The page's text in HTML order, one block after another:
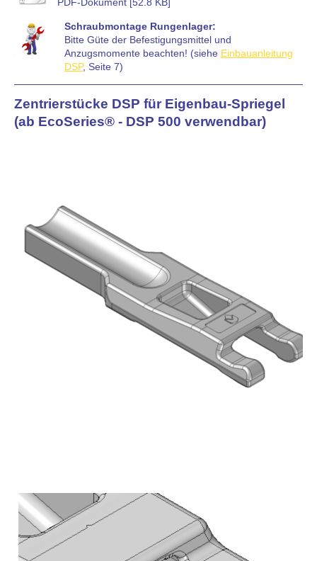
PDF-Dokument [52.8 KB]
Schraubmontage Rungenlager:
Bitte Güte der Befestigungsmittel und
Anzugsmomente beachten! (siehe Einbauanleitung
DSP, Seite 7)
Zentrierstücke DSP für Eigenbau-Spriegel
(ab EcoSeries® - DSP 500 verwendbar)